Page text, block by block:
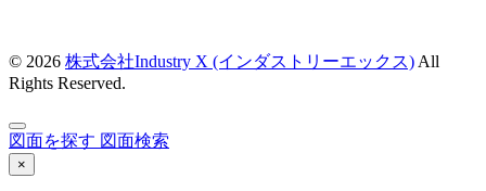
© 2026 株式会社Industry X (インダストリーエックス) All
Rights Reserved.
図面を探す 図面検索
×